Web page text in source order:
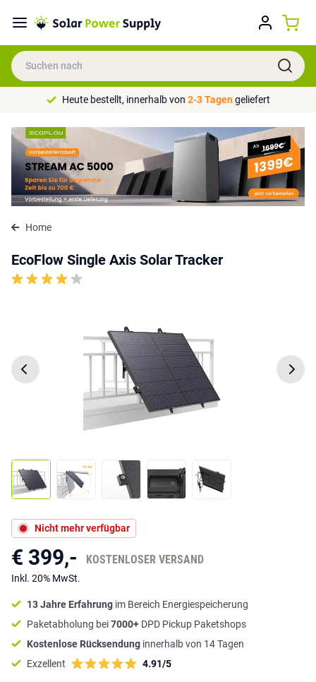
Heute bestellt, innerhalb von 2-3 Tagengeliefert
Home
EcoFlow Single Axis Solar Tracker
Nicht mehr verfügbar
€ 399,- KOSTENLOSER VERSAND
Inkl. 20% MwSt.
13 Jahre Erfahrung im Bereich Energiespeicherung
Paketabholung bei7000+ DPD Pickup Paketshops
Kostenlose Rücksendung innerhalb von 14 Tagen
Exzellent
4.91/5